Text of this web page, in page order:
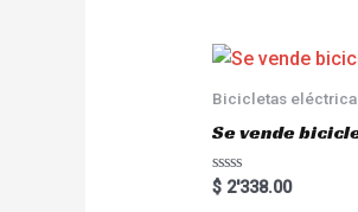
0
o
t
f
5
Bicicletas
Se vende
R
a
$2'338.00